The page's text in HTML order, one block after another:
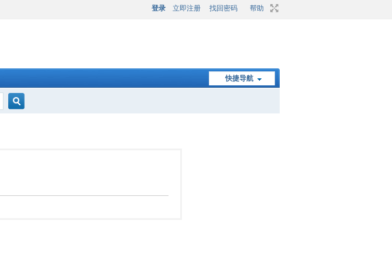
帮助
登录 立即注册 找回密码
快捷导航